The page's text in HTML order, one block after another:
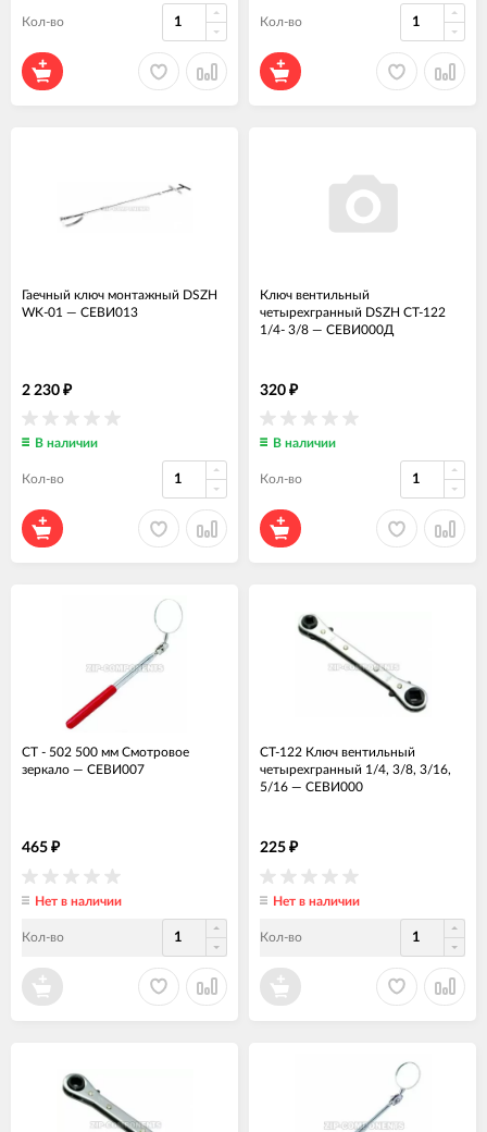
Кол-во Кол-во
Гаечный ключ монтажный DSZH
WK-01 — СЕВИ013
2 230 ₽
В наличии
Кол-во
Ключ вентильный
четырехгранный DSZH CT-122
1/4- 3/8 — СЕВИ000Д
320 ₽
В наличии
Кол-во
CT - 502 500 мм Смотровое
зеркало — СЕВИ007
465 ₽
Нет в наличии
Кол-во
CT-122 Ключ вентильный
четырехгранный 1/4, 3/8, 3/16,
5/16 — СЕВИ000
225 ₽
Нет в наличии
Кол-во